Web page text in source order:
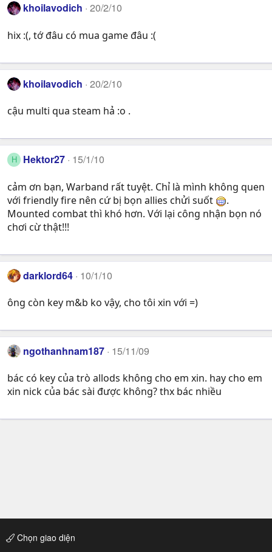
khoilavodich 20/2/10
hix :(, tớ đâu có mua game đâu :(
khoilavodich 20/2/10
cậu multi qua steam hả :o .
H Hektor27 15/1/10
cảm ơn bạn, Warband rất tuyệt. Chỉ là mình không quen
với friendly fire nên cứ bị bọn allies chửi suốt
.
Mounted combat thì khó hơn. Với lại công nhận bọn nó
chơi cừ thật!!!
darklord64 10/1/10
ông còn key m&b ko vậy, cho tôi xin với =)
ngothanhnam187 15/11/09
bác có key của trò allods không cho em xin. hay cho em
xin nick của bác sài được không? thx bác nhiều
Chọn giao diện